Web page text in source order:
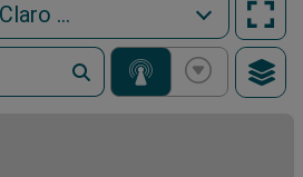
Claro Movil